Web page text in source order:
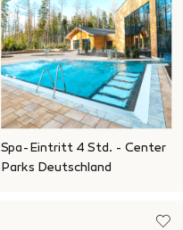
Spa-Eintritt 4 Std. - Center
Parks Deutschland